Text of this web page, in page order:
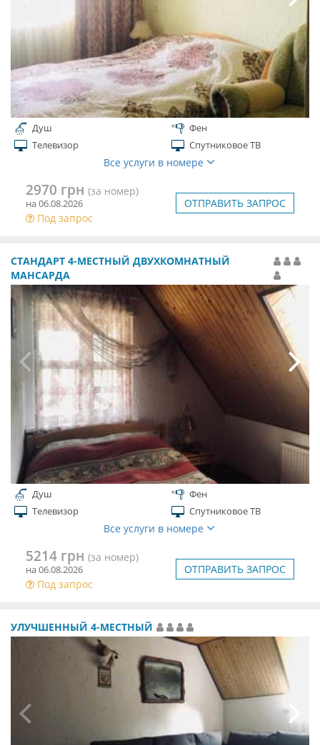
Душ
Фен
Телевизор
Спутниковое ТВ
Все услуги в номере
2970 грн (за номер)
на 06.08.2026
Под запрос
ОТПРАВИТЬ ЗАПРОС
СТАНДАРТ 4-МЕСТНЫЙ ДВУХКОМНАТНЫЙ
МАНСАРДА
Душ
Фен
Телевизор
Спутниковое ТВ
Все услуги в номере
5214 грн (за номер)
на 06.08.2026
Под запрос
ОТПРАВИТЬ ЗАПРОС
УЛУЧШЕННЫЙ 4-МЕСТНЫЙ